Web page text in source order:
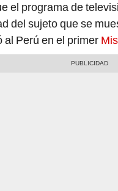
el programa de
del sujeto que se
al Perú en el primer